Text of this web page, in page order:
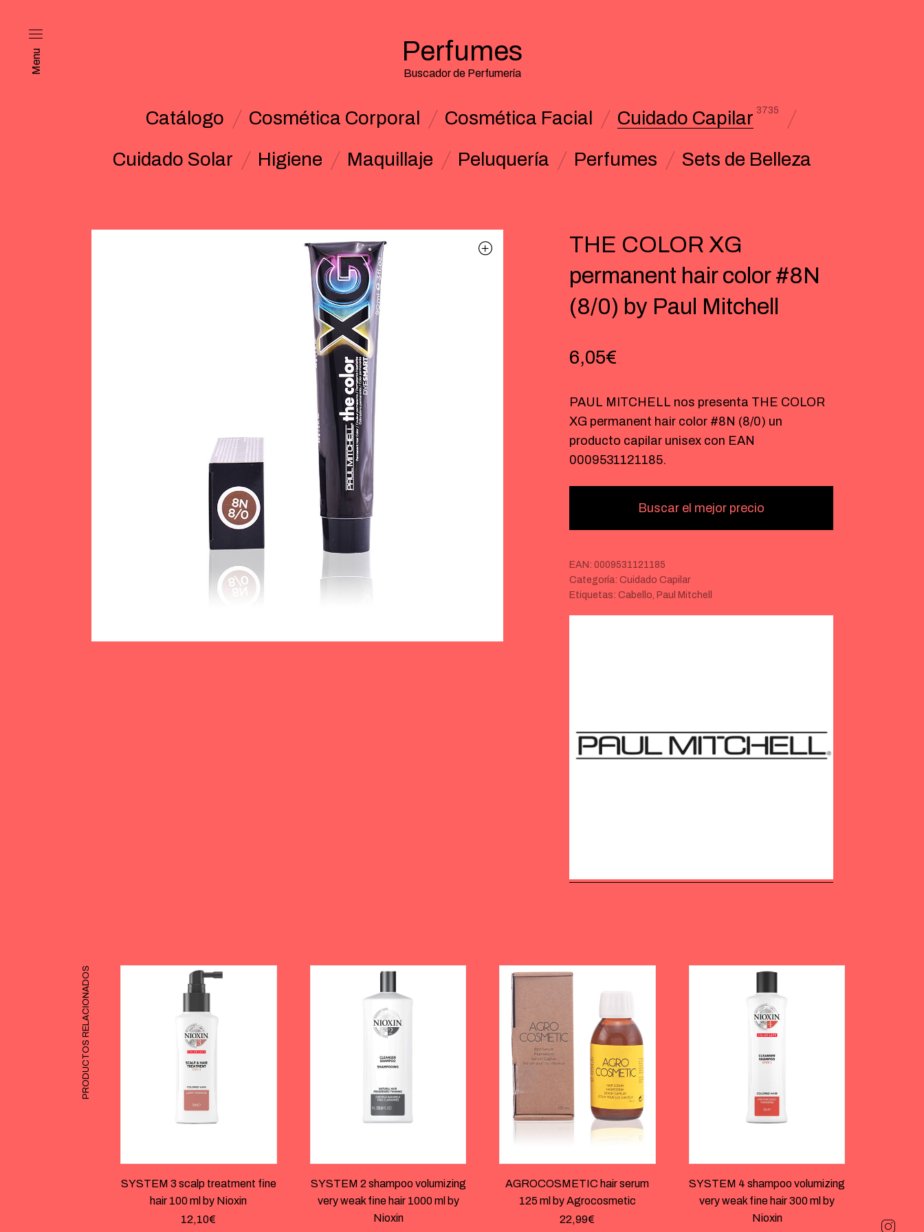
Menu Perfumes
Buscador de Perfumería
Catálogo Cosmética Corporal Cosmética Facial Cuidado Capilar 3735
Cuidado Solar Higiene Maquillaje Peluquería Perfumes Sets de Belleza
THE COLOR XG
permanent hair color #8N
(8/0) by Paul Mitchell
6,05€
PAUL MITCHELL nos presenta THE COLOR
XG permanent hair color #8N (8/0) un
producto capilar unisex con EAN
0009531121185.
Buscar el mejor precio
EAN: 0009531121185
Categoría: Cuidado Capilar
Etiquetas: Cabello, Paul Mitchell
PRODUCTOS RELACIONADOS
SYSTEM 3 scalp treatment fine
hair 100 ml by Nioxin
12,10€
SYSTEM 2 shampoo volumizing
very weak fine hair 1000 ml by
Nioxin
AGROCOSMETIC hair serum
125 ml by Agrocosmetic
22,99€
SYSTEM 4 shampoo volumizing
very weak fine hair 300 ml by
Nioxin